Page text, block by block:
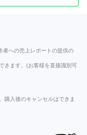
者への売上レポートの提供の
きます。(お客様を直接識別可
購入後のキャンセルはできま